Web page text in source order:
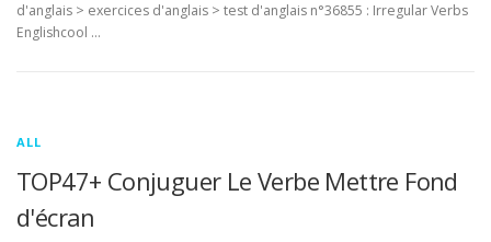
d'anglais > exercices d'anglais > test d'anglais n°36855 : Irregular Verbs
Englishcool …
ALL
TOP47+ Conjuguer Le Verbe Mettre Fond
d'écran